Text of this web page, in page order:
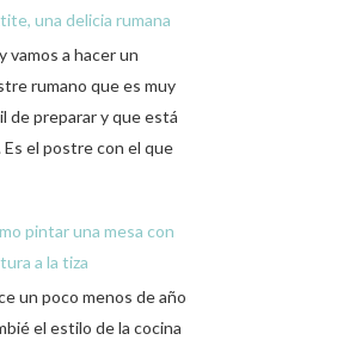
una delicia rumana
vamos a hacer un
rumano que es muy
de preparar y que está
el postre con el que
pintar una mesa con
a la tiza
un poco menos de año
el estilo de la cocina